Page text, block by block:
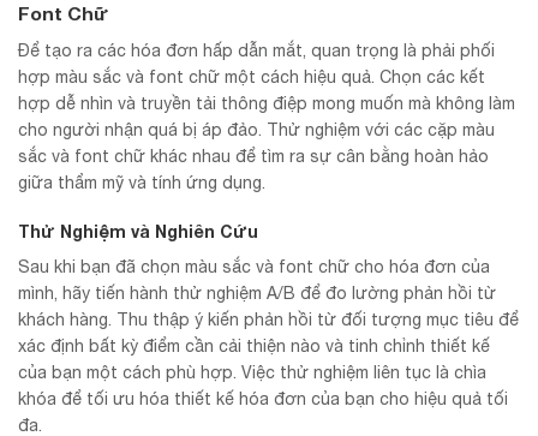
Font Chữ
Để tạo ra các hóa đơn hấp dẫn mắt, quan trọng là phải phối
hợp màu sắc và font chữ một cách hiệu quả. Chọn các kết
hợp dễ nhìn và truyền tải thông điệp mong muốn mà không làm
cho người nhận quá bị áp đảo. Thử nghiệm với các cặp màu
sắc và font chữ khác nhau để tìm ra sự cân bằng hoàn hảo
giữa thẩm mỹ và tính ứng dụng.
Thử Nghiệm và Nghiên Cứu
Sau khi bạn đã chọn màu sắc và font chữ cho hóa đơn của
mình, hãy tiến hành thử nghiệm A/B để đo lường phản hồi từ
khách hàng. Thu thập ý kiến phản hồi từ đối tượng mục tiêu để
xác định bất kỳ điểm cần cải thiện nào và tinh chỉnh thiết kế
của bạn một cách phù hợp. Việc thử nghiệm liên tục là chìa
khóa để tối ưu hóa thiết kế hóa đơn của bạn cho hiệu quả tối
đa.